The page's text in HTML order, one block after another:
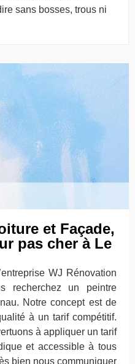
sans bosses, trous ni
et Façade,
pas cher à Le
WJ Rénovation
recherchez un peintre
Notre concept est de
à un tarif compétitif.
à appliquer un tarif
et accessible à tous
bien nous communiquer